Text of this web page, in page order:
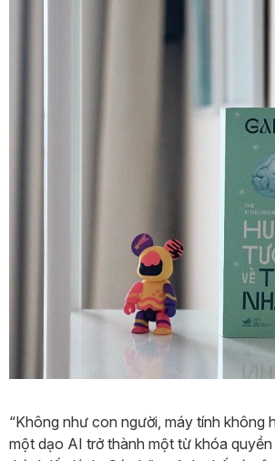
“Không như con người, máy tính không
một dạo AI trở thành một từ khóa